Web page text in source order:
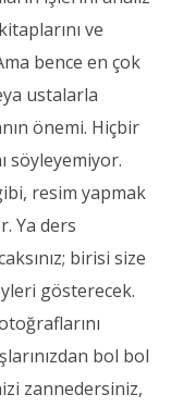
ve
bence en çok
ustalarla
önemi. Hiçbir
söyleyemiyor.
resim yapmak
Ya ders
birisi size
gösterecek.
bol bol
zannedersiniz,